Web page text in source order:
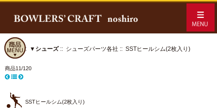
ホーム:: ▼シューズ:: シューズパーツ各社 :: SSTヒールシム(2枚入り)
商品11/120
SSTヒールシム(2枚入り)